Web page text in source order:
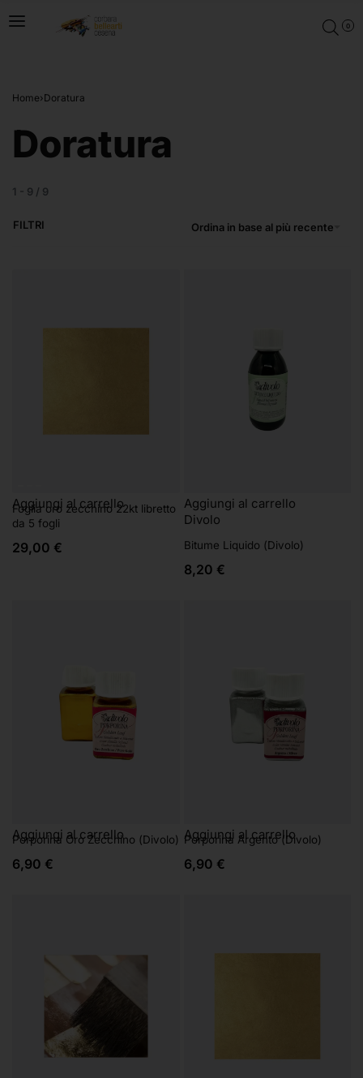
0
Home›Doratura
Doratura
1 9 / 9
Ordina in base al più recente
FILTRI
Aggiungi al carrello
Foglia oro zecchino 22kt libretto
da 5 fogli
29,00 €
Aggiungi al carrello
Divolo
Bitume Liquido (Divolo)
8,20 €
Aggiungi al carrello
Porporina Oro Zecchino (Divolo)
6,90 €
Aggiungi al carrello
Porporina Argento (Divolo)
6,90 €